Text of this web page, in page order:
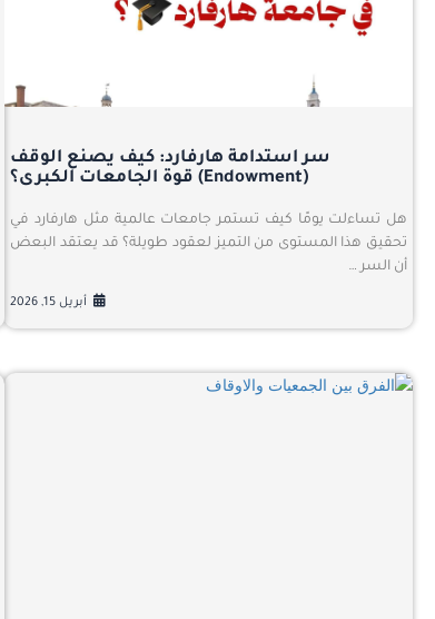
سر استدامة هارفارد: كيف يصنع الوقف
(Endowment) قوة الجامعات الكبرى؟
هل تساءلت يومًا كيف تستمر جامعات عالمية مثل هارفارد في
تحقيق هذا المستوى من التميز لعقود طويلة؟ قد يعتقد البعض
أن السر …
أبريل 15, 2026